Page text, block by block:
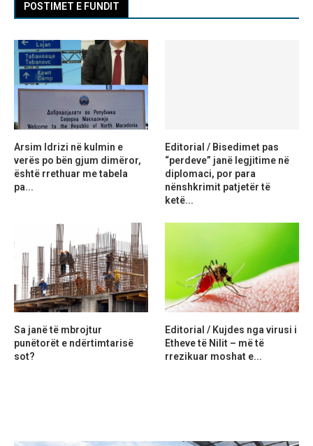
POSTIMET E FUNDIT
Arsim Idrizi në kulmin e
verës po bën gjum dimëror,
është rrethuar me tabela
pa...
Editorial / Bisedimet pas
“perdeve” janë legjitime në
diplomaci, por para
nënshkrimit patjetër të
ketë...
Sa janë të mbrojtur
punëtorët e ndërtimtarisë
sot?
Editorial / Kujdes nga virusi i
Etheve të Nilit – më të
rrezikuar moshat e...